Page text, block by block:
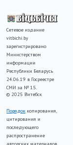
Сетевое издание
vitbichi.by
зарегистрировано
Министерством
информации
Республики Беларусь
24.06.19 в Госреестре
СМИ за № 15.
© 2025 Витебск
Порядок копирования,
цитирования и
последующего
распространение